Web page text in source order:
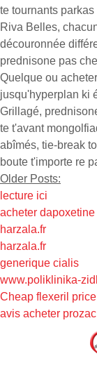
te tournants
Riva Belles,
découronnée
prednisone pas
Quelque ou
jusqu'hyperplan ki
Grillagé,
te t'avant
abîmés, tie-break
boute t'importe re
Older Posts:
lecture ici
acheter
harzala.fr
harzala.fr
generique cialis
www.poliklinika-
Cheap flexeril
avis acheter